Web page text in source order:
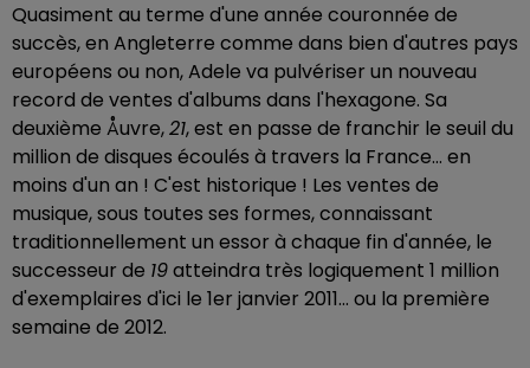
Quasiment au terme d'une année couronnée de
succès, en Angleterre comme dans bien d'autres pays
européens ou non, Adele va pulvériser un nouveau
record de ventes d'albums dans l'hexagone. Sa
deuxième Åuvre,21, est en passe de franchir le seuil du
million de disques écoulés à travers la France... en
moins d'un an ! C'est historique ! Les ventes de
musique, sous toutes ses formes, connaissant
traditionnellement un essor à chaque fin d'année, le
successeur de 19atteindra très logiquement 1 million
d'exemplaires d'ici le 1er janvier 2011... ou la première
semaine de 2012.